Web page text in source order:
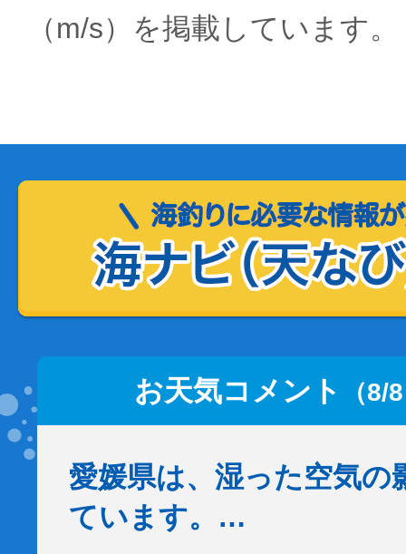
（m/s）を掲載しています。
お天気コメント （8/
愛媛県は、湿った空気の
ています。…